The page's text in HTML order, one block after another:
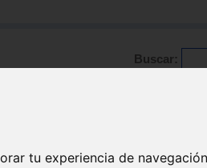
tu experiencia de
Buscar: